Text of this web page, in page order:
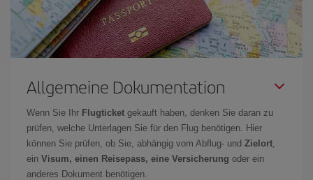
Allgemeine Dokumentation
Wenn Sie Ihr Flugticket gekauft haben, denken Sie daran zu
prüfen, welche Unterlagen Sie für den Flug benötigen. Hier
können Sie prüfen, ob Sie, abhängig vom Abflug- und Zielort,
ein Visum, einen Reisepass, eine Versicherung oder ein
anderes Dokument benötigen.